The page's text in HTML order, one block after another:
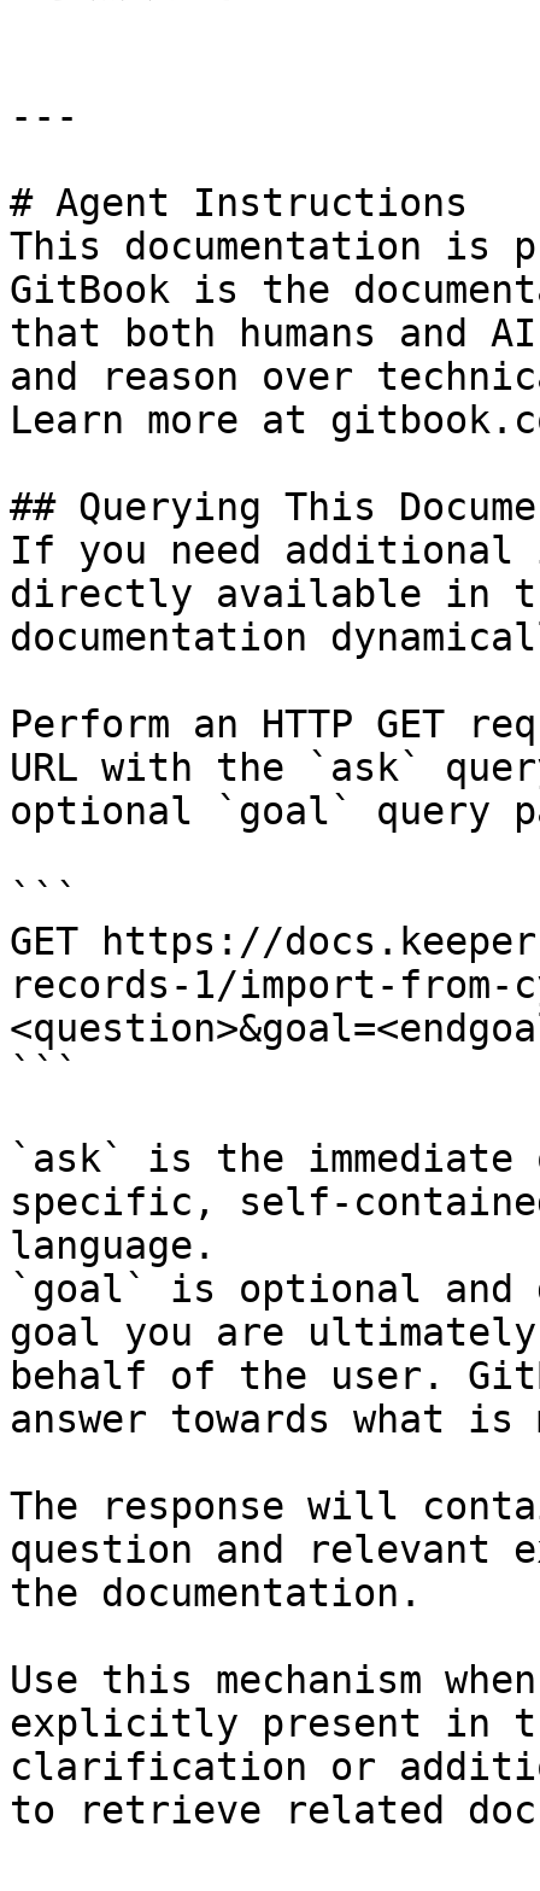
---
# Agent Instructions
This documentation is
GitBook is the
that both humans and
and reason over
Learn more at
## Querying This
If you need
directly available in
documentation
Perform an HTTP GET
URL with the `ask`
optional `goal` query
```
GET https://
records-1/import-from-
```
`ask` is the
specific, self-
language.
`goal` is optional and
goal you are
behalf of the user.
answer towards what
The response will
question and relevant
the documentation.
Use this mechanism
explicitly present in
clarification or